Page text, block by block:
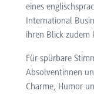
eines
International
ihren Blick zudem
Für spürbare
Absolventinnen
Charme, Humor